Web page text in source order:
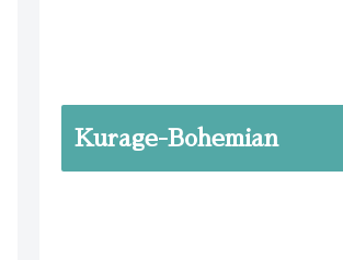
Kurage-Bohemian